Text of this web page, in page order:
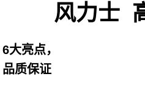
风力士
6大亮点，
品质保证